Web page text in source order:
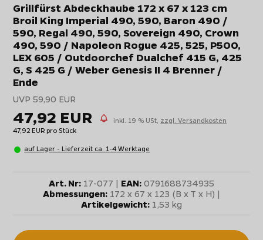
Grillfürst Abdeckhaube 172 x 67 x 123 cm
Broil King Imperial 490, 590, Baron 490 /
590, Regal 490, 590, Sovereign 490, Crown
490, 590 / Napoleon Rogue 425, 525, P500,
LEX 605 / Outdoorchef Dualchef 415 G, 425
G, S 425 G / Weber Genesis II 4 Brenner /
Ende
UVP 59,90 EUR
47,92 EUR inkl. 19 % USt, zzgl. Versandkosten
47,92 EUR pro Stück
auf Lager - Lieferzeit ca. 1-4 Werktage
Art. Nr: 17-077 | EAN: 0791688734935
Abmessungen: 172 x 67 x 123 (B x T x H) |
Artikelgewicht: 1,53 kg